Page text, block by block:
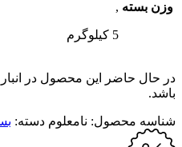
وزن بسته ,
5 کیلوگرم
در حال حاضر این محصول در
باشد.
شناسه محصول: نامعلوم دسته: